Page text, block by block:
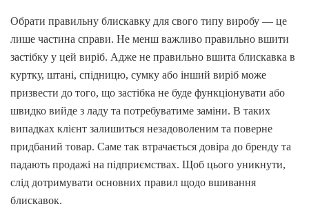
Обрати правильну блискавку для свого типу виробу — це
лише частина справи. Не менш важливо правильно вшити
застібку у цей виріб. Адже не правильно вшита блискавка в
куртку, штані, спідницю, сумку або інший виріб може
призвести до того, що застібка не буде функціонувати або
швидко вийде з ладу та потребуватиме заміни. В таких
випадках клієнт залишиться незадоволеним та поверне
придбаний товар. Саме так втрачається довіра до бренду та
падають продажі на підприємствах. Щоб цього уникнути,
слід дотримувати основних правил щодо вшивання
блискавок.